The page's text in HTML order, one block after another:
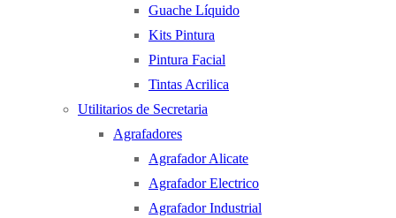
Guache Líquido
Kits Pintura
Pintura Facial
Tintas Acrilica
Utilitarios de Secretaria
Agrafadores
Agrafador Alicate
Agrafador Electrico
Agrafador Industrial